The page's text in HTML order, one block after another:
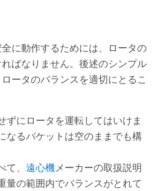
に動作するためには、ロータの
ばなりません。後述のシンプル
ータのバランスを適切にとるこ
ずにロータを運転してはいけま
なるバケットは空のままでも構
て、 遠心機 メーカーの取扱説明
量の範囲内でバランスがとれて